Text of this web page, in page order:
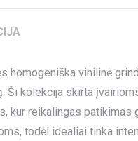
homogeniška vinilinė
Ši kolekcija skirta
reikalingas patikimas
todėl idealiai tinka